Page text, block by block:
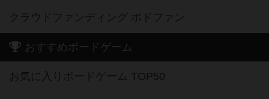
クラウドファンディング ボドファン
おすすめボードゲーム
お気に入りボードゲーム TOP50